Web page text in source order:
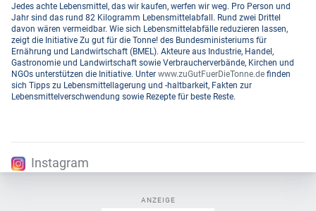
Jedes achte Lebensmittel, das wir kaufen, werfen wir weg. Pro Person und
Jahr sind das rund 82 Kilogramm Lebensmittelabfall. Rund zwei Drittel
davon wären vermeidbar. Wie sich Lebensmittelabfälle reduzieren lassen,
zeigt die Initiative Zu gut für die Tonne! des Bundesministeriums für
Ernährung und Landwirtschaft (BMEL). Akteure aus Industrie, Handel,
Gastronomie und Landwirtschaft sowie Verbraucherverbände, Kirchen und
NGOs unterstützen die Initiative. Unter www.zuGutFuerDieTonne.de finden
sich Tipps zu Lebensmittellagerung und -haltbarkeit, Fakten zur
Lebensmittelverschwendung sowie Rezepte für beste Reste.
Instagram
ANZEIGE